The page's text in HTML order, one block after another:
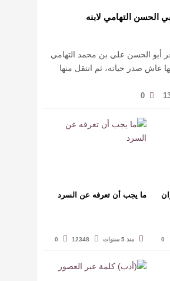
أبو الحسن علي بن محمد التهامي
سنة 360 وفيها عاش صدر حياته، ثم انتقل منها
0
0
ما يجب أن تعرفه عن السرد
منذ 5 سنوات 12348
0